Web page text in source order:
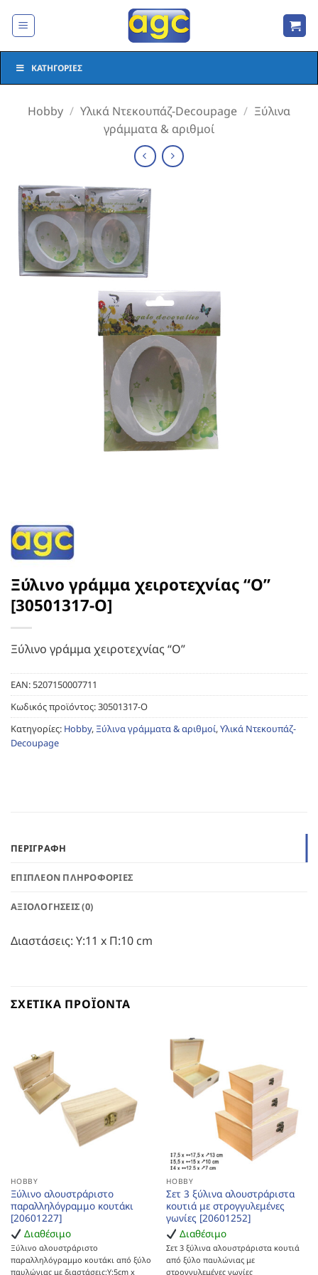
στο
ΚΑΤΗΓΟΡΊΕΣ
Hobby / Υλικά Ντεκουπάζ-Decoupage / Ξύλινα
γράμματα & αριθμοί
Ξύλινο γράμμα χειροτεχνίας “O”
[30501317-O]
Ξύλινο γράμμα χειροτεχνίας “O”
EAN:5207150007711
Κωδικός προϊόντος:30501317-O
Κατηγορίες: Hobby,Ξύλινα γράμματα & αριθμοί,Υλικά Ντεκουπάζ-
Decoupage
ΠΕΡΙΓΡΑΦΉ
ΕΠΙΠΛΈΟΝ ΠΛΗΡΟΦΟΡΊΕΣ
ΑΞΙΟΛΟΓΉΣΕΙΣ (0)
Διαστάσεις: Υ:11 x Π:10 cm
ΣΧΕΤΙΚΆ ΠΡΟΪΌΝΤΑ
HOBBY
Ξύλινο αλουστράριστο
παραλληλόγραμμο κουτάκι
[20601227]
Διαθέσιμο
Ξύλινο αλουστράριστο
παραλληλόγραμμο κουτάκι από ξύλο
παυλώνιας με διαστάσεις:Υ:5cm x
HOBBY
Σετ 3 ξύλινα αλουστράριστα
κουτιά με στρογγυλεμένες
γωνίες [20601252]
Διαθέσιμο
Σετ 3 ξύλινα αλουστράριστα κουτιά
από ξύλο παυλώνιας με
στρογγυλεμένες γωνίες